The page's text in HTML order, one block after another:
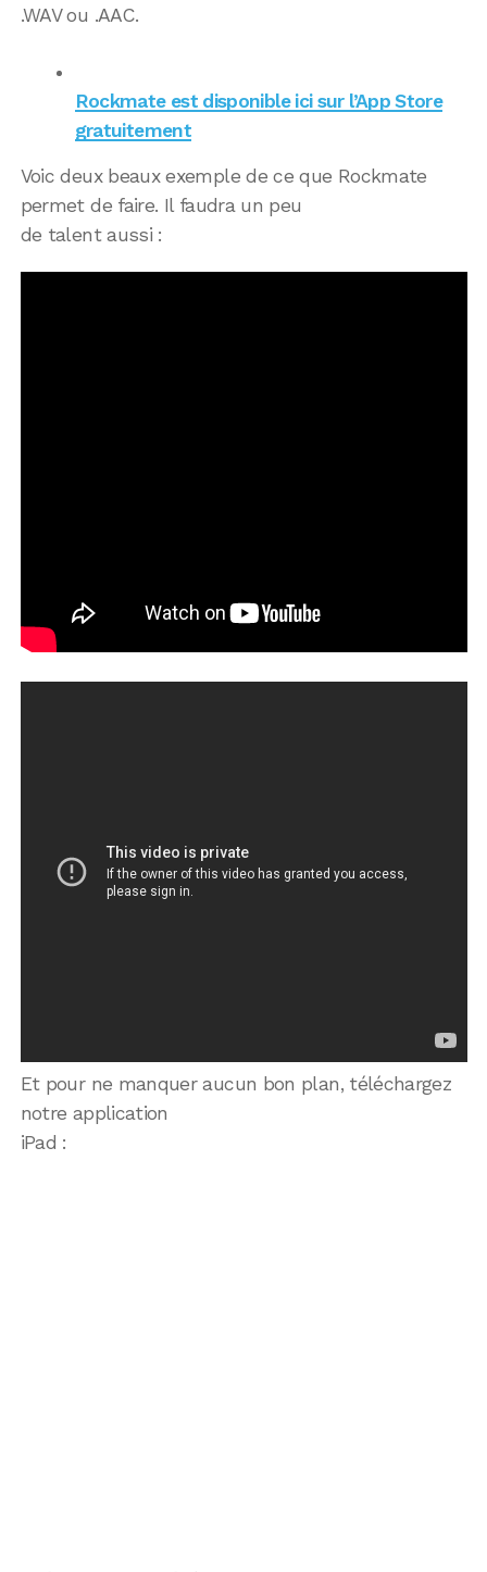
.WAV ou .AAC.
Rockmate est disponible ici sur l’App Store
gratuitement
Voic deux beaux exemple de ce que Rockmate
permet de faire. Il faudra un peu
de talent aussi :
Et pour ne manquer aucun bon plan, téléchargez
notre application
iPad :